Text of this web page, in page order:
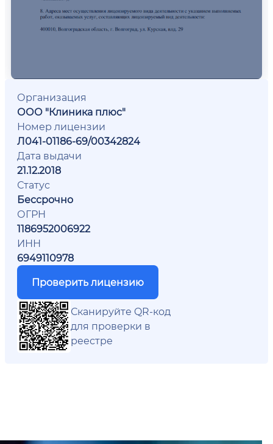
Организация
ООО "Клиника плюс"
Номер лицензии
Л041-01186-69/00342824
Дата выдачи
21.12.2018
Статус
Бессрочно
ОГРН
1186952006922
ИНН
6949110978
Проверить лицензию
Сканируйте QR-код
для проверки в
реестре